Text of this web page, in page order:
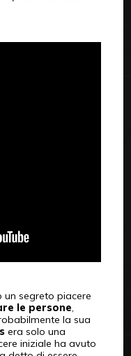
un segreto piacere
le persone,
la sua
era solo una
iniziale ha avuto